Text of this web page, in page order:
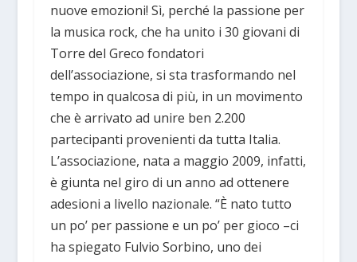
nuove emozioni! Sì, perché la passione per
la musica rock, che ha unito i 30 giovani di
Torre del Greco fondatori
dell’associazione, si sta trasformando nel
tempo in qualcosa di più, in un movimento
che è arrivato ad unire ben 2.200
partecipanti provenienti da tutta Italia.
L’associazione, nata a maggio 2009, infatti,
è giunta nel giro di un anno ad ottenere
adesioni a livello nazionale. “È nato tutto
un po’ per passione e un po’ per gioco –ci
ha spiegato Fulvio Sorbino, uno dei